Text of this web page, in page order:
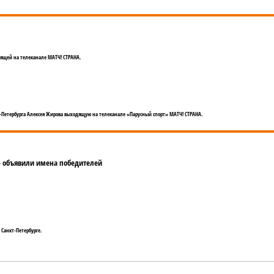
на телеканале МАТЧ! СТРАНА.
Алексея Жирова выходящую на телеканале «Парусный спорт» МАТЧ! СТРАНА.
объявили имена победителей
Петербурге.